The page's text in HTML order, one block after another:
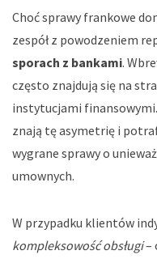
Choć sprawy frankowe
zespół z powodzeniem
sporach z bankami.
często znajdują się na
instytucjami
znają tę asymetrię i
wygrane sprawy o
umownych.
W przypadku klientów
kompleksowość obsługi–